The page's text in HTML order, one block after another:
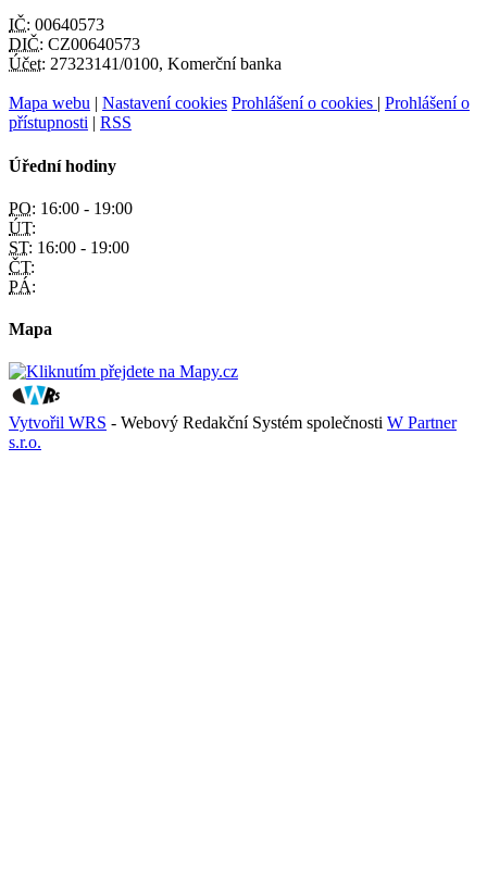
IČ: 00640573
DIČ: CZ00640573
Účet: 27323141/0100, Komerční banka
Mapa webu | Nastavení cookies Prohlášení o cookies | Prohlášení o
přístupnosti | RSS
Úřední hodiny
PO: 16:00 - 19:00
ÚT:
ST: 16:00 - 19:00
ČT:
PÁ:
Mapa
Vytvořil WRS - Webový Redakční Systém společnosti W Partner
s.r.o.